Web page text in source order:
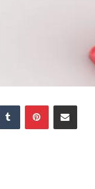
Tumblr Pinterest Partager par email